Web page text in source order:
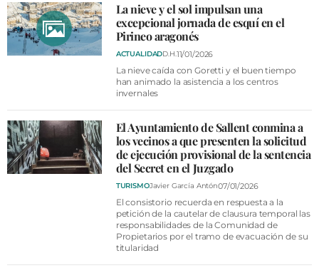
La nieve y el sol impulsan una
excepcional jornada de esquí en el
Pirineo aragonés
ACTUALIDADD.H.11/01/2026
La nieve caída con Goretti y el buen tiempo
han animado la asistencia a los centros
invernales
El Ayuntamiento de Sallent conmina a
los vecinos a que presenten la solicitud
de ejecución provisional de la sentencia
del Secret en el Juzgado
TURISMOJavier García Antón07/01/2026
El consistorio recuerda en respuesta a la
petición de la cautelar de clausura temporal las
responsabilidades de la Comunidad de
Propietarios por el tramo de evacuación de su
titularidad